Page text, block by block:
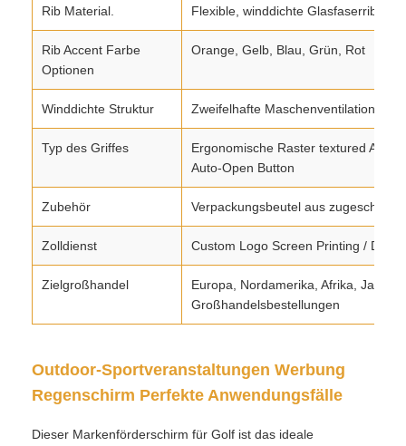
Rib Material. Flexible, winddichte Glasfaserribben
Rib Accent Farbe
Optionen
Orange, Gelb, Blau, Grün, Rot
Winddichte Struktur Zweifelhafte
Typ des Griffes
Ergonomische Raster textured Anti-
Auto-Open Button
Zubehör Verpackungsbeutel aus
Zolldienst Custom Logo Screen Printing / DTF-
Zielgroßhandel
Europa, Nordamerika, Afrika, Japan
Großhandelsbestellungen
Outdoor-Sportveranstaltungen Werbung
Regenschirm Perfekte Anwendungsfälle
Dieser Markenförderschirm für Golf ist das ideale